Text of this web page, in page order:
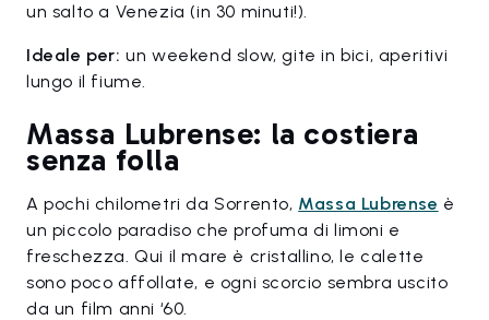
un salto a Venezia (in 30 minuti!).
Ideale per: un weekend slow, gite in bici, aperitivi
lungo il fiume.
Massa Lubrense: la costiera
senza folla
A pochi chilometri da Sorrento, Massa Lubrense è
un piccolo paradiso che profuma di limoni e
freschezza. Qui il mare è cristallino, le calette
sono poco affollate, e ogni scorcio sembra uscito
da un film anni ‘60.